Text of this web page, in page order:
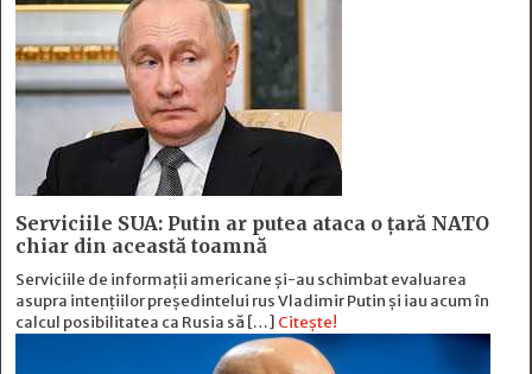
Serviciile SUA: Putin ar putea ataca o țară NATO
chiar din această toamnă
Serviciile de informații americane și-au schimbat evaluarea
asupra intențiilor președintelui rus Vladimir Putin și iau acum în
calcul posibilitatea ca Rusia să […] Citește!